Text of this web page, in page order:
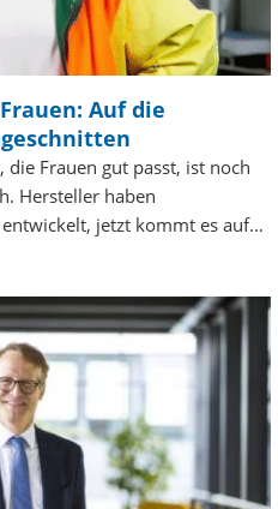
Auf die
die Frauen gut passt, ist noch
Hersteller haben
jetzt kommt es auf…